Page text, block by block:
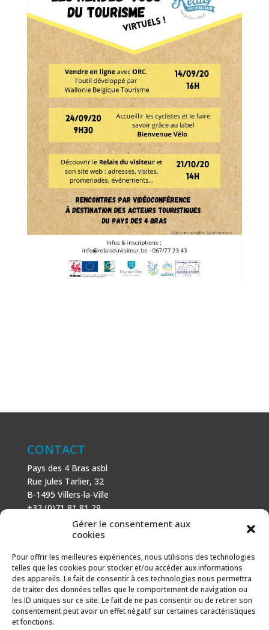
Gérer le consentement aux
cookies
Pour offrir les meilleures expériences, nous utilisons des technologies
telles que les cookies pour stocker et/ou accéder aux informations
des appareils. Le fait de consentir à ces technologies nous permettra
de traiter des données telles que le comportement de navigation ou
les ID uniques sur ce site. Le fait de ne pas consentir ou de retirer son
consentement peut avoir un effet négatif sur certaines caractéristiques
et fonctions.
CONTACT
Pays des 4 Bras asbl
Rue Jules Tarlier, 32
B-1495 Villers-la-Ville
+32 (0)71 81 81 29
N° d’entreprise : 666 464 432
Mentions légales
AVEC LE SOUTIEN DE
Fonds européen agricole pour le développement rural :
l’Europe investit dans les zones rurales.